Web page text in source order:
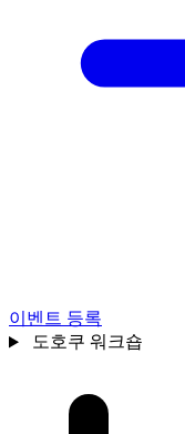
이벤트 등록
도호쿠 워크숍